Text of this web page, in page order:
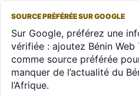
SOURCE PRÉFÉRÉE SUR GOOGLE
Sur Google, préférez une
vérifiée : ajoutez Bénin Web
comme source préférée
manquer de l’actualité du
l’Afrique.